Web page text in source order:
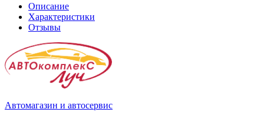
Описание
Характеристики
Отзывы
Автомагазин и автосервис